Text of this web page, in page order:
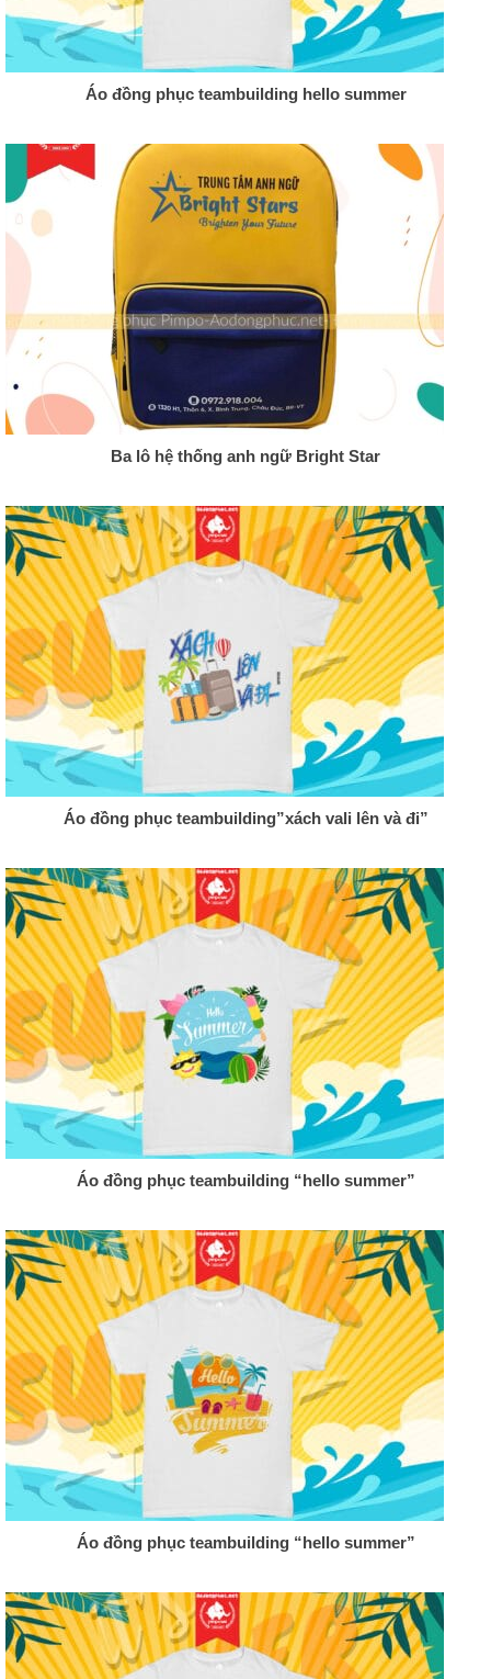
Áo đồng phục teambuilding hello summer
Ba lô hệ thống anh ngữ Bright Star
Áo đồng phục teambuilding”xách vali lên và đi”
Áo đồng phục teambuilding “hello summer”
Áo đồng phục teambuilding “hello summer”